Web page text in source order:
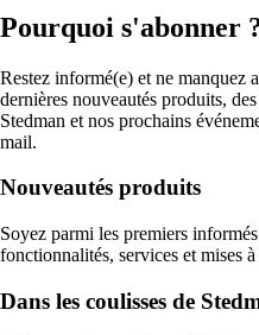
Pourquoi s'abonner
Restez informé(e) et ne manquez
dernières nouveautés produits,
Stedman et nos prochains
mail.
Nouveautés produits
Soyez parmi les premiers
fonctionnalités, services et mises
Dans les coulisses de